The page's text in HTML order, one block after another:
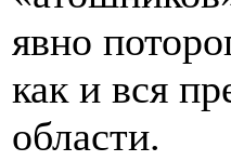
явно
как и вся
области.